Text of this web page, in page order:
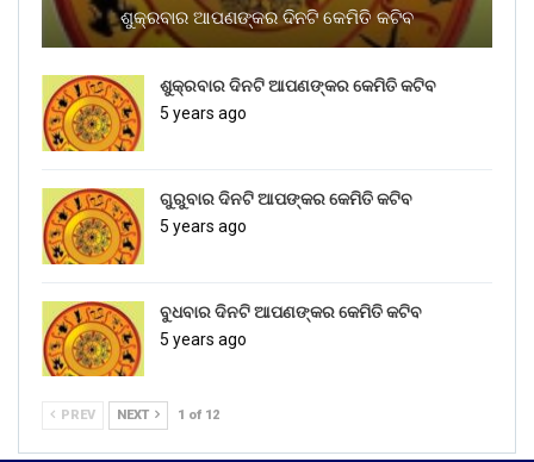
ଶୁକ୍ରବାର ଆପଣଙ୍କର ଦିନଟି କେମିତି କଟିବ
ଶୁକ୍ରବାର ଦିନଟି ଆପଣଙ୍କର କେମିତି କଟିବ
5 years ago
ଗୁରୁବାର ଦିନଟି ଆପଙ୍କର କେମିତି କଟିବ
5 years ago
ବୁଧବାର ଦିନଟି ଆପଣଙ୍କର କେମିତି କଟିବ
5 years ago
PREV NEXT 1 of 12